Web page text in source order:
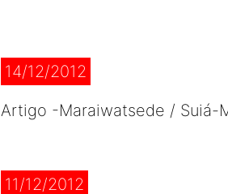
14/12/2012
Artigo -Maraiwatsede / Suiá-
11/12/2012